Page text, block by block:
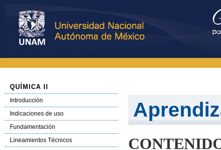
QUÍMICA II
Introducción
Indicaciones de uso
Fundamentación
Lineamientos Técnicos